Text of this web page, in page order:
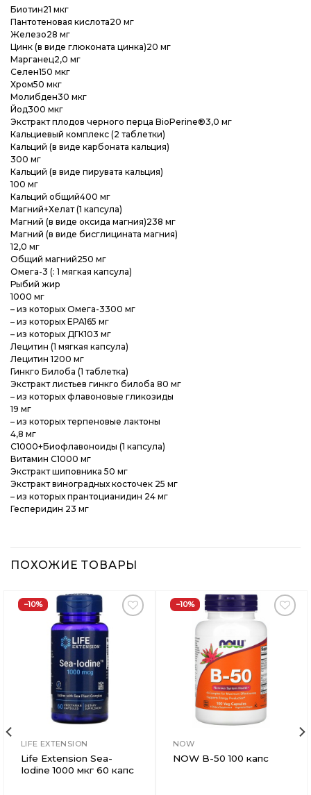
Биотин21 мкг
Пантотеновая кислота20 мг
Железо28 мг
Цинк (в виде глюконата цинка)20 мг
Марганец2,0 мг
Селен150 мкг
Хром50 мкг
Молибден30 мкг
Йод300 мкг
Экстракт плодов черного перца BioPerine®3,0 мг
Кальциевый комплекс (2 таблетки)
Кальций (в виде карбоната кальция)
300 мг
Кальций (в виде пирувата кальция)
100 мг
Кальций общий400 мг
Магний+Хелат (1 капсула)
Магний (в виде оксида магния)238 мг
Магний (в виде бисглицината магния)
12,0 мг
Общий магний250 мг
Омега-3 (: 1 мягкая капсула)
Рыбий жир
1000 мг
– из которых Омега-3300 мг
– из которых EPA165 мг
– из которых ДГК103 мг
Лецитин (1 мягкая капсула)
Лецитин 1200 мг
Гинкго Билоба (1 таблетка)
Экстракт листьев гинкго билоба 80 мг
– из которых флавоновые гликозиды
19 мг
– из которых терпеновые лактоны
4,8 мг
C1000+Биофлавоноиды (1 капсула)
Витамин С1000 мг
Экстракт шиповника 50 мг
Экстракт виноградных косточек 25 мг
– из которых прантоцианидин 24 мг
Гесперидин 23 мг
ПОХОЖИЕ ТОВАРЫ
−10%
Добавить
Вишлист
LIFE EXTENSION
Life Extension Sea-
Iodine 1000 мкг 60 капс
−10%
Добавить
Вишлист
NOW
NOW B-50 100 капс